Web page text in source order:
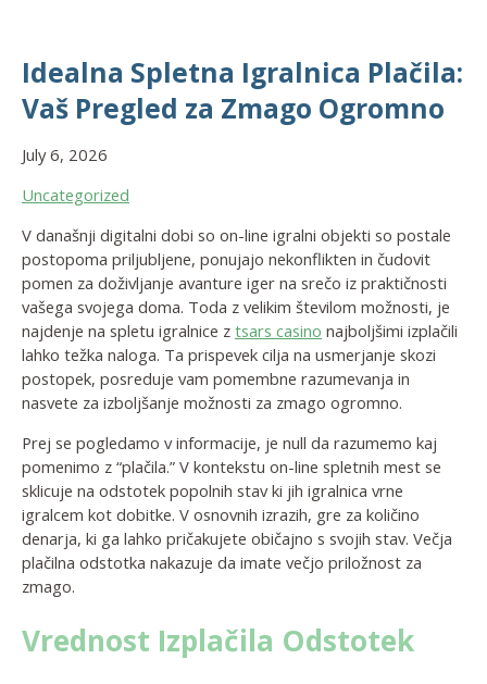
Idealna Spletna Igralnica Plačila:
Vaš Pregled za Zmago Ogromno
July 6, 2026
Uncategorized
V današnji digitalni dobi so on-line igralni objekti so postale
postopoma priljubljene, ponujajo nekonflikten in čudovit
pomen za doživljanje avanture iger na srečo iz praktičnosti
vašega svojega doma. Toda z velikim številom možnosti, je
najdenje na spletu igralnice z tsars casino najboljšimi izplačili
lahko težka naloga. Ta prispevek cilja na usmerjanje skozi
postopek, posreduje vam pomembne razumevanja in
nasvete za izboljšanje možnosti za zmago ogromno.
Prej se pogledamo v informacije, je null da razumemo kaj
pomenimo z “plačila.” V kontekstu on-line spletnih mest se
sklicuje na odstotek popolnih stav ki jih igralnica vrne
igralcem kot dobitke. V osnovnih izrazih, gre za količino
denarja, ki ga lahko pričakujete običajno s svojih stav. Večja
plačilna odstotka nakazuje da imate večjo priložnost za
zmago.
Vrednost Izplačila Odstotek